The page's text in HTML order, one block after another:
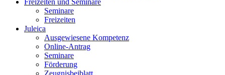
Freizeiten und Seminare
Seminare
Freizeiten
Juleica
Ausgewiesene Kompetenz
Online-Antrag
Seminare
Förderung
Zeugnisbeiblatt